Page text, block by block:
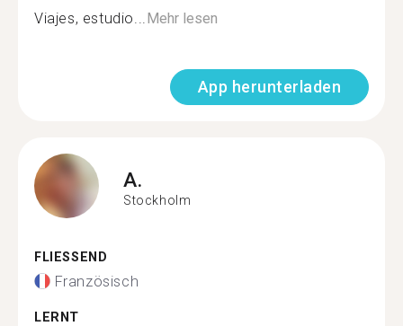
Viajes, estudio...Mehr lesen
App herunterladen
A.
Stockholm
FLIESSEND
Französisch
LERNT